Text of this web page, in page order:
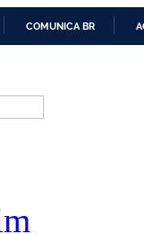
COMUNICA BR